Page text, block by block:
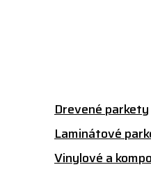
Drevené parkety
Laminátové
Vinylové a